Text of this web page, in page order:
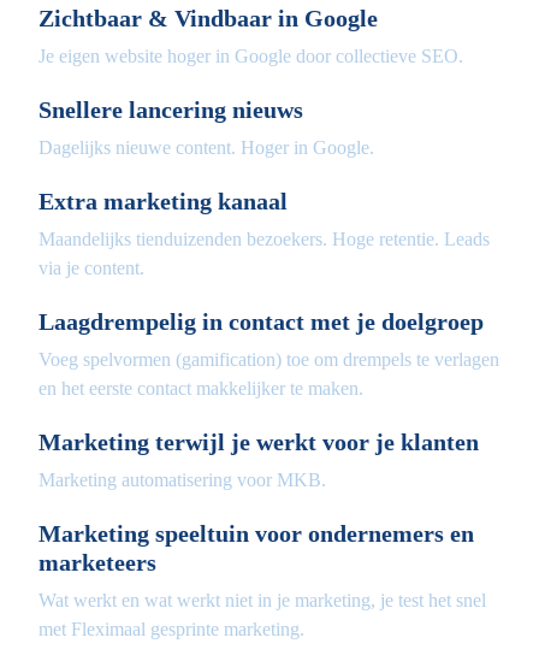
Zichtbaar & Vindbaar in Google
Je eigen website hoger in Google door collectieve SEO.
Snellere lancering nieuws
Dagelijks nieuwe content. Hoger in Google.
Extra marketing kanaal
Maandelijks tienduizenden bezoekers. Hoge retentie. Leads
via je content.
Laagdrempelig in contact met je doelgroep
Voeg spelvormen (gamification) toe om drempels te verlagen
en het eerste contact makkelijker te maken.
Marketing terwijl je werkt voor je klanten
Marketing automatisering voor MKB.
Marketing speeltuin voor ondernemers en
marketeers
Wat werkt en wat werkt niet in je marketing, je test het snel
met Fleximaal gesprinte marketing.